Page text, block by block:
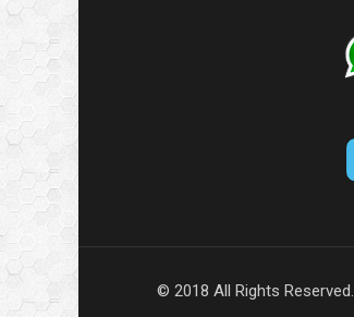
© 2018 All Rights Reserved.